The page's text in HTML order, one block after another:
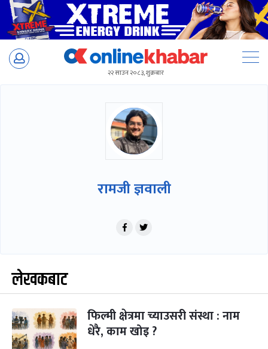
Skip
२२ साउन २०८३, शुक्रबार
रामजी ज्ञवाली
लेखकबाट
फिल्मी क्षेत्रमा च्याउसरी संस्था : नाम
धेरै, काम खोइ ?